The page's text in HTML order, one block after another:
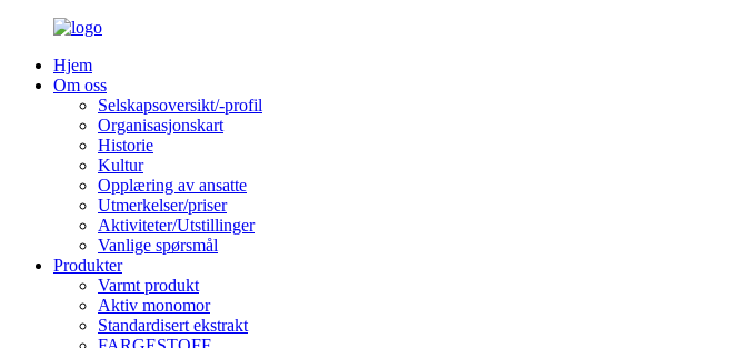
Hjem
Om oss
Selskapsoversikt/-profil
Organisasjonskart
Historie
Kultur
Opplæring av ansatte
Utmerkelser/priser
Aktiviteter/Utstillinger
Vanlige spørsmål
Produkter
Varmt produkt
Aktiv monomor
Standardisert ekstrakt